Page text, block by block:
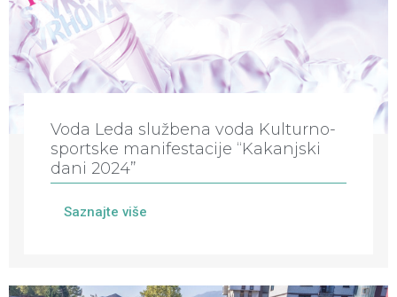
Voda Leda službena voda Kulturno-
sportske manifestacije “Kakanjski
dani 2024”
Saznajte više